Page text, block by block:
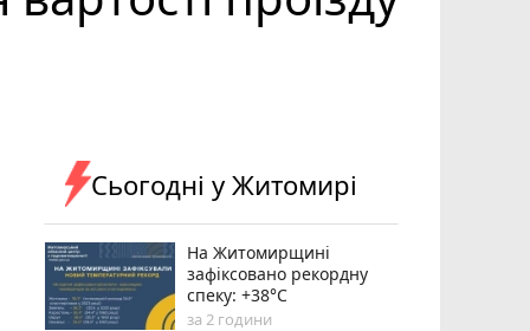
Сьогодні у Житомирі
Н️а Житомирщині
зафіксовано рекордну
спеку: +38°C
за 2 години